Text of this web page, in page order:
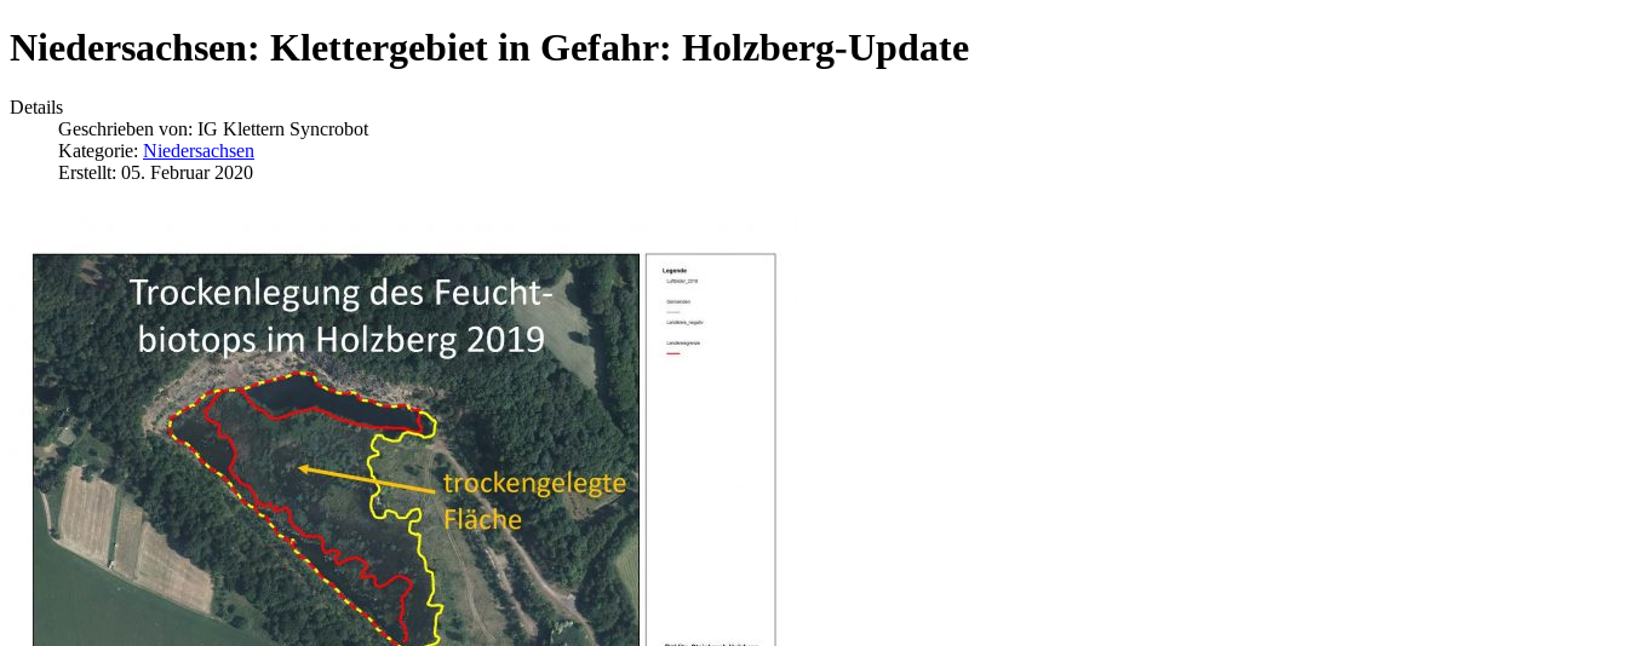
Niedersachsen: Klettergebiet in Gefahr: Holzberg-Update
Details
Geschrieben von: IG Klettern Syncrobot
Kategorie: Niedersachsen
Erstellt: 05. Februar 2020